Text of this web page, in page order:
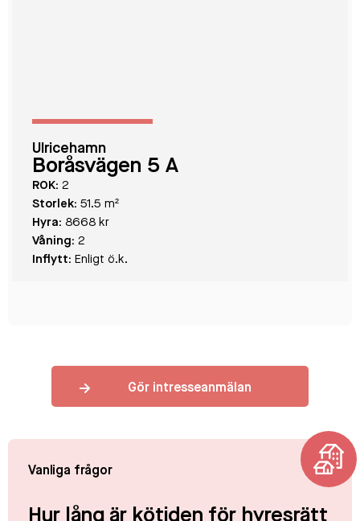
Ulricehamn
Boråsvägen 5 A
ROK: 2
Storlek: 51.5 m²
Hyra: 8668 kr
Våning: 2
Inflytt: Enligt ö.k.
Gör intresseanmälan
Vanliga frågor
Hur lång är kötiden för hyresrätt